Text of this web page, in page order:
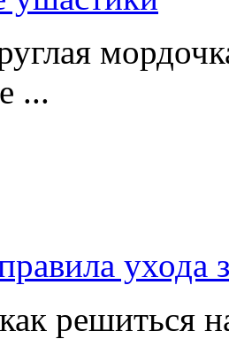
...
ухода
решиться